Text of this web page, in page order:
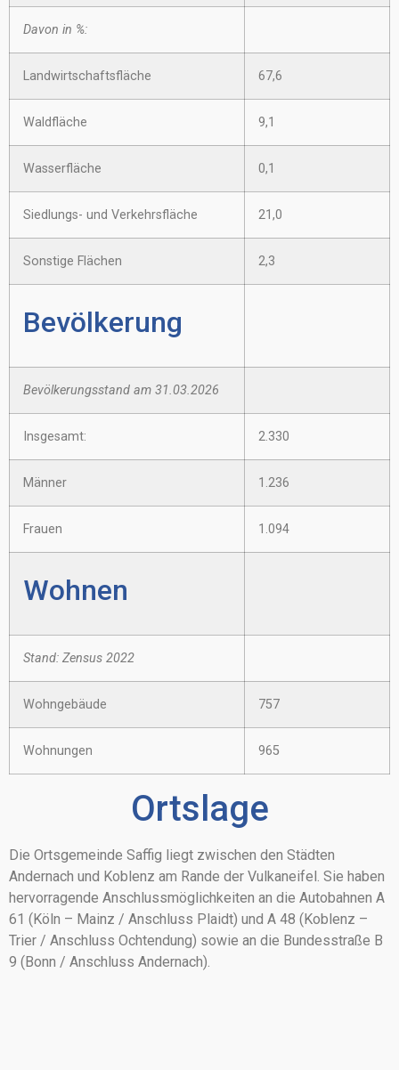
Davon in %:
Landwirtschaftsfläche 67,6
Waldfläche 9,1
Wasserfläche 0,1
Siedlungs- und Verkehrsfläche 21,0
Sonstige Flächen 2,3
Bevölkerung
Bevölkerungsstand am 31.03.2026
Insgesamt: 2.330
Männer 1.236
Frauen 1.094
Wohnen
Stand: Zensus 2022
Wohngebäude 757
Wohnungen 965
Ortslage
Die Ortsgemeinde Saffig liegt zwischen den Städten
Andernach und Koblenz am Rande der Vulkaneifel. Sie haben
hervorragende Anschlussmöglichkeiten an die Autobahnen A
61 (Köln – Mainz / Anschluss Plaidt) und A 48 (Koblenz –
Trier / Anschluss Ochtendung) sowie an die Bundesstraße B
9 (Bonn / Anschluss Andernach).